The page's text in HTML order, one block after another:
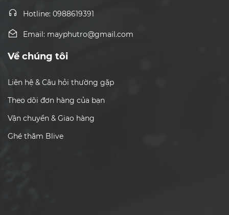
Hotline: 0988619391
Email: mayphutro@gmail.com
Về chúng tôi
Liên hệ & Câu hỏi thường gặp
Theo dõi đơn hàng của bạn
Vận chuyển & Giao hàng
Ghé thăm Blive